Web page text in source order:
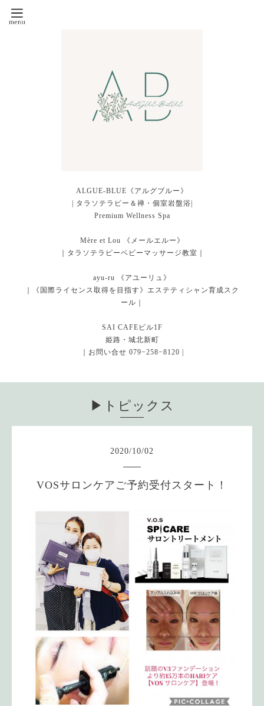
ALGUE-BLUE《アルグブルー》
| タラソテラピー＆禅・個室岩盤浴|
Premium Wellness Spa
Mère et Lou 《メールエルー》
｜タラソテラピーベビーマッサージ教室｜
ayu-ru 《アユーリュ》
｜《国際ライセンス取得を目指す》エステティシャン育成スク
ール｜
SAI CAFEビル1F
姫路・城北新町
｜お問い合せ 079−258−8120 |
▶︎トピックス
2020/10/02
VOSサロンケアご予約受付スタート！